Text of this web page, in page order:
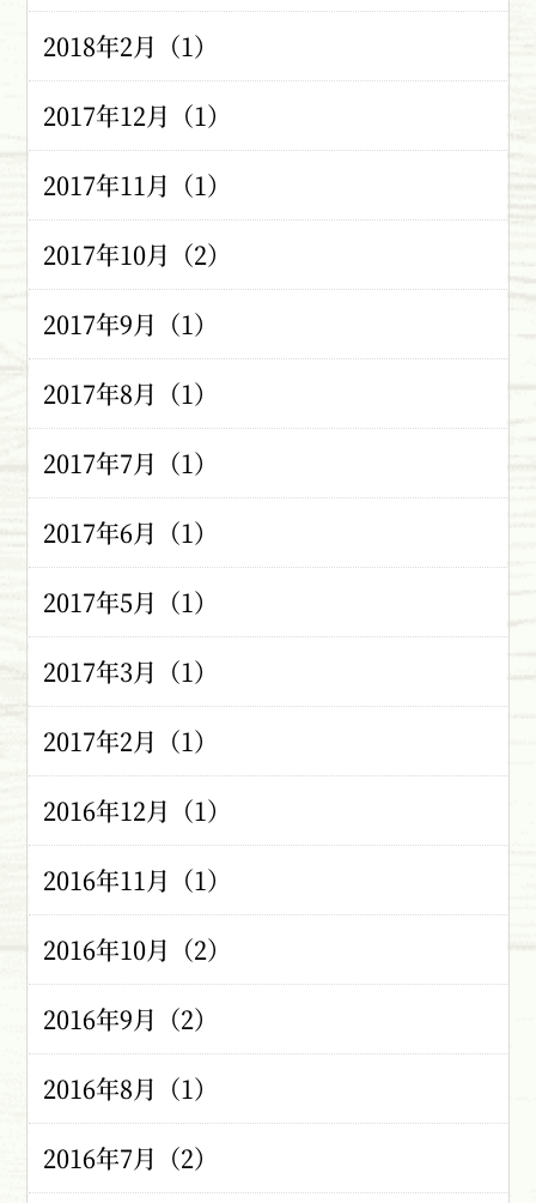
2018年2月（1）
2017年12月（1）
2017年11月（1）
2017年10月（2）
2017年9月（1）
2017年8月（1）
2017年7月（1）
2017年6月（1）
2017年5月（1）
2017年3月（1）
2017年2月（1）
2016年12月（1）
2016年11月（1）
2016年10月（2）
2016年9月（2）
2016年8月（1）
2016年7月（2）